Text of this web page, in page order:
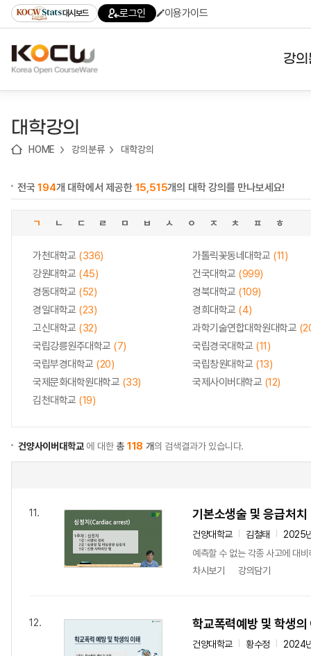
기
기
기
content)
가
대시보드 로그인 이용가이드
강
대학강의
HOME 강의분류 대학강의
전국194개 대학에서 제공한 15,515개의 대학 강의를 만나보세요!
ㄱ ㄴ ㄷ ㄹ ㅁ ㅂ ㅅ ㅇ ㅈ ㅊ ㅍ ㅎ
가천대학교 (336) 가톨릭꽃동네대학교 (11)
강원대학교 (45) 건국대학교 (999)
경동대학교 (52) 경북대학교 (109)
경일대학교 (23) 경희대학교 (4)
고신대학교 (32) 과학기술연합대학원대학교
국립강릉원주대학교 (7) 국립경국대학교 (11)
국립부경대학교 (20) 국립창원대학교 (13)
국제문화대학원대학교 (33) 국제사이버대학교 (12)
김천대학교 (19)
건양사이버대학교에 대한총 118 개의 검색결과가 있습니다.
11. 기본소생술 및 응급처치
건양대학교 김철태
2025
예측할 수 없는 각종 사고에 대
차시보기
강의담기
12. 학교폭력예방 및 학생의
건양대학교 황수정
2024